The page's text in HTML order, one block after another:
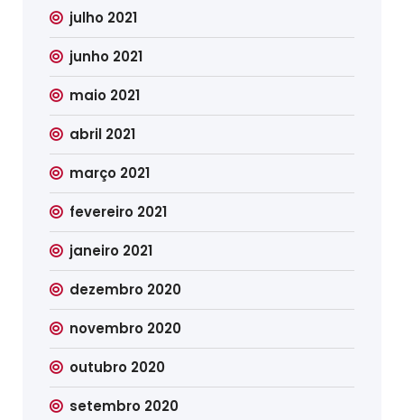
julho 2021
junho 2021
maio 2021
abril 2021
março 2021
fevereiro 2021
janeiro 2021
dezembro 2020
novembro 2020
outubro 2020
setembro 2020